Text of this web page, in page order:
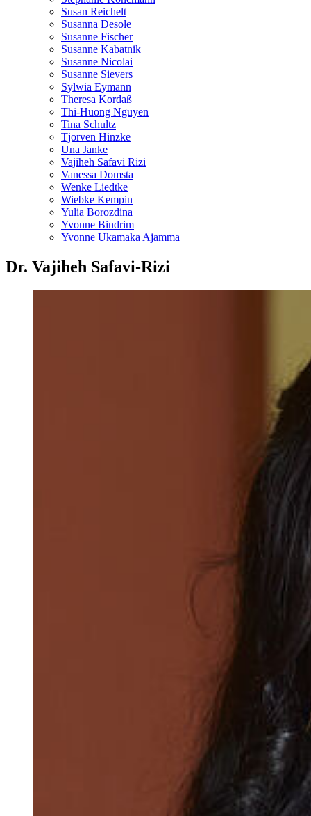
Susan Reichelt
Susanna Desole
Susanne Fischer
Susanne Kabatnik
Susanne Nicolai
Susanne Sievers
Sylwia Eymann
Theresa Kordaß
Thi-Huong Nguyen
Tina Schultz
Tjorven Hinzke
Una Janke
Vajiheh Safavi Rizi
Vanessa Domsta
Wenke Liedtke
Wiebke Kempin
Yulia Borozdina
Yvonne Bindrim
Yvonne Ukamaka Ajamma
Dr. Vajiheh Safavi-Rizi